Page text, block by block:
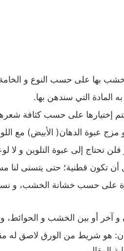
بها على حسب النوع و الخامة
المادة التي سندهن بها.
إختيارها على حسب كثافة
عبوة الدهان( الأبيض) مع
تحتاج إلى عبوة التلوين و لا
تكون قطنية؛ حتى يتسنى لنا
على حسب خشانة الخشب، و
و آخر أو بين الخشب و
هو شريط من الورق لاصق له